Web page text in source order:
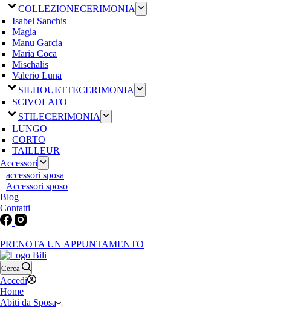
COLLEZIONECERIMONIA
Isabel Sanchis
Magia
Manu Garcia
Maria Coca
Mischalis
Valerio Luna
SILHOUETTECERIMONIA
SCIVOLATO
STILECERIMONIA
LUNGO
CORTO
TAILLEUR
Accessori
accessori sposa
Accessori sposo
Blog
Contatti
PRENOTA UN APPUNTAMENTO
Cerca
Accedi
Home
Abiti da Sposa